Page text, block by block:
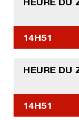
14H51
HEURE DU
14H51